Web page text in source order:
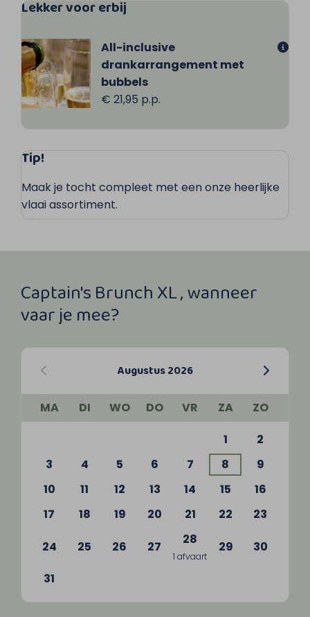
Lekker voor erbij
All-inclusive
drankarrangement met
bubbels
€ 21,95 p.p.
Tip!
Maak je tocht compleet met een onze heerlijke
vlaai assortiment.
Captain's Brunch XL , wanneer
vaar je mee?
Augustus 2026
MA DI WO DO VR ZA
ZO
1
2
3
4 5 6 7 8
9
10
11 12 13 14 15
16
17
18 19 20 21 22 23
24 25 26 27 28
1 afvaart
29 30
31